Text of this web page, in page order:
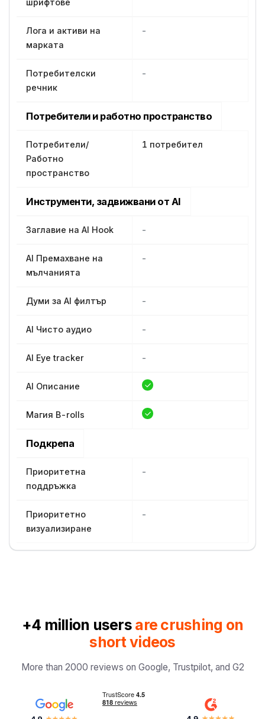
шрифтове
Лога и активи на
марката
-
Потребителски
речник
-
Потребители и работно пространство
Потребители/
Работно
пространство
1 потребител
Инструменти, задвижвани от AI
Заглавие на AI Hook -
AI Премахване на
мълчанията
-
Думи за AI филтър -
AI Чисто аудио -
AI Eye tracker -
AI Описание
Магия B-rolls
Подкрепа
Приоритетна
поддръжка
-
Приоритетно
визуализиране
-
+4 million users are crushing on
short videos
More than 2000 reviews on Google, Trustpilot, and G2